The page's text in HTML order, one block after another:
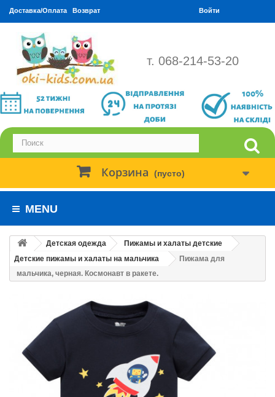
Доставка/Оплата Возврат Войти
т. 068-214-53-20
Корзина (пусто)
MENU
Детская одежда
Пижамы и халаты детские
Детские пижамы и халаты на мальчика
Пижама для
мальчика, черная. Космонавт в ракете.